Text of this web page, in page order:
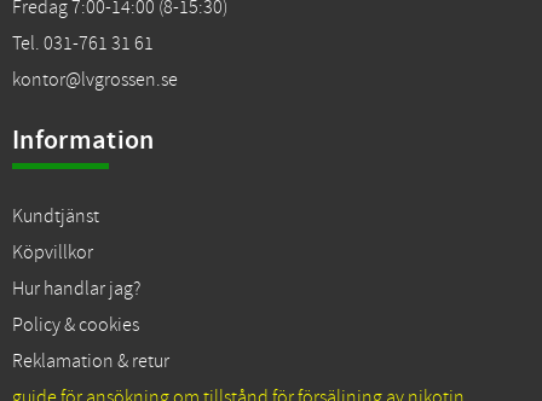
Fredag 7:00-14:00 (8-15:30)
Tel. 031-761 31 61
kontor@lvgrossen.se
Information
Kundtjänst
Köpvillkor
Hur handlar jag?
Policy & cookies
Reklamation & retur